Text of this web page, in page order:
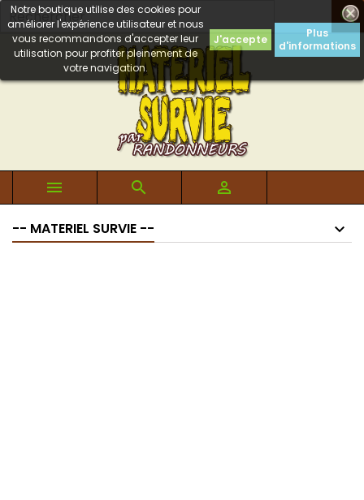

Notre boutique utilise des cookies pour
améliorer l'expérience utilisateur et nous
vous recommandons d'accepter leur
utilisation pour profiter pleinement de
votre navigation.
J'accepte
Plus
d'informations
  
-- MATERIEL SURVIE --